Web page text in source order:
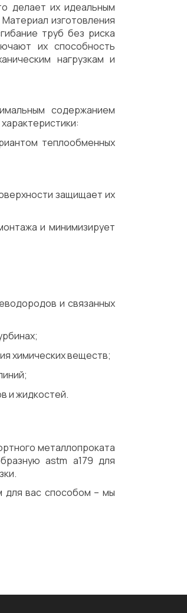
Доставка
делает их идеальным
изготовления
труб без риска
их способность
нагрузкам и
содержанием
теплообменных
защищает их
и минимизирует
и связанных
химических веществ;
и жидкостей.
металлопроката
astm a179 для
для вас способом – мы